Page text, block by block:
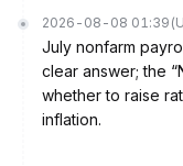
2026-08-08 01:39
July nonfarm
clear answer; the
whether to raise
inflation.